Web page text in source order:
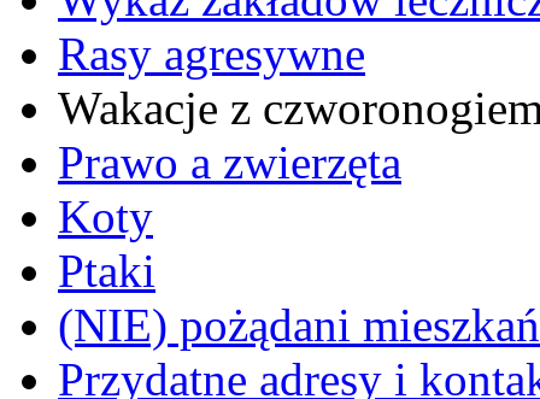
Rasy agresywne
Wakacje z
Prawo a zwierzęta
Koty
Ptaki
(NIE) pożądani
Przydatne adresy i